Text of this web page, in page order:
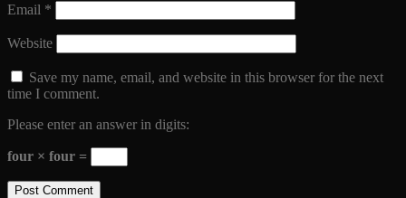
Email *
Website
Save my name, email, and website in this browser for the next
time I comment.
Please enter an answer in digits:
four × four =